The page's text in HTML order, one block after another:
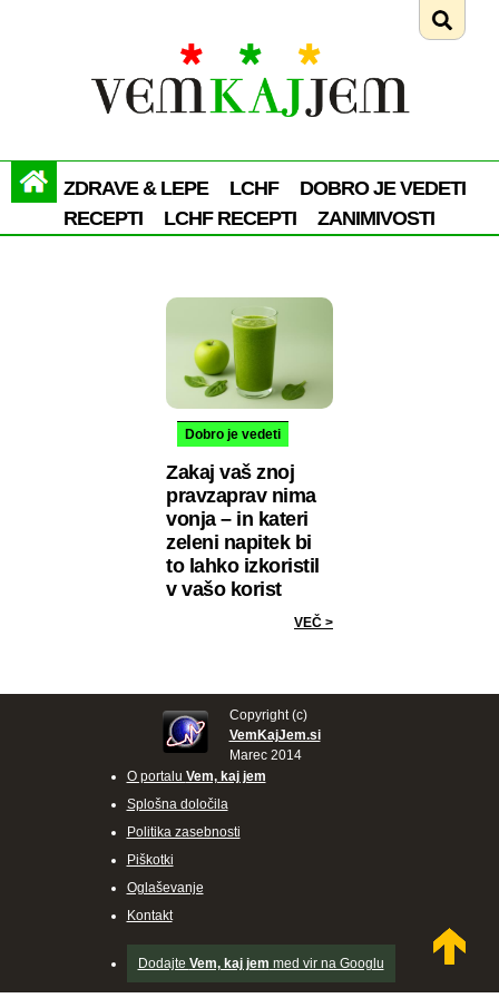
ZDRAVE & LEPE LCHF
DOBRO JE VEDETI
RECEPTI
LCHF RECEPTI ZANIMIVOSTI
Dobro je vedeti
Zakaj vaš znoj
pravzaprav nima
vonja – in kateri
zeleni napitek bi
to lahko izkoristil
v vašo korist
VEČ >
Copyright (c)
VemKajJem.si
Marec 2014
O portalu Vem, kaj jem
Splošna določila
Politika zasebnosti
Piškotki
Oglaševanje
Kontakt
Dodajte Vem, kaj jem med vir na Googlu